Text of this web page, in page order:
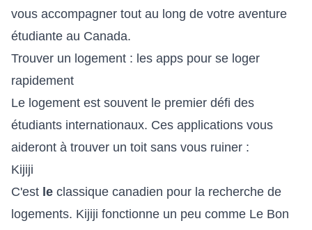
vous accompagner tout au long de votre aventure
étudiante au Canada.
Trouver un logement : les apps pour se loger
rapidement
Le logement est souvent le premier défi des
étudiants internationaux. Ces applications vous
aideront à trouver un toit sans vous ruiner :
Kijiji
C'est le classique canadien pour la recherche de
logements. Kijiji fonctionne un peu comme Le Bon